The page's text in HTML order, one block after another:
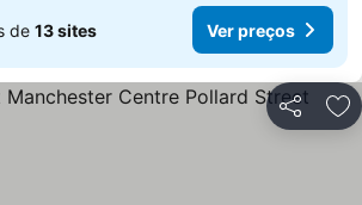
de 13 sites Ver preços
Partilhar